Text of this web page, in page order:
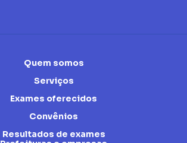
Quem somos
Serviços
Exames oferecidos
Convênios
Resultados de exames